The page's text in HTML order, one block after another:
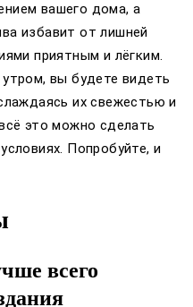
вашего дома, а
избавит от лишней
приятным и лёгким.
вы будете видеть
их свежестью и
это можно сделать
Попробуйте, и
всего